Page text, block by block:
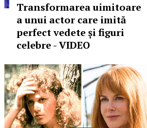
Transformarea uimitoare
a unui actor care imită
perfect vedete și figuri
celebre - VIDEO